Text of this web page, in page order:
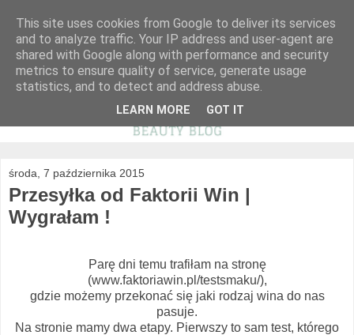
środa, 7 października 2015
Przesyłka od Faktorii Win |
Wygrałam !
Parę dni temu trafiłam na stronę
(www.faktoriawin.pl/testsmaku/),
gdzie możemy przekonać się jaki rodzaj wina do nas
pasuje.
Na stronie mamy dwa etapy. Pierwszy to sam test, którego
This site uses cookies from Google to deliver its services
and to analyze traffic. Your IP address and user-agent are
shared with Google along with performance and security
metrics to ensure quality of service, generate usage
statistics, and to detect and address abuse.
LEARN MORE GOT IT